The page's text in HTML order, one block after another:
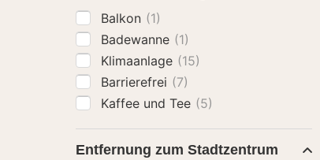
Balkon (1)
Badewanne (1)
Klimaanlage (15)
Barrierefrei (7)
Kaffee und Tee (5)
Entfernung zum Stadtzentrum